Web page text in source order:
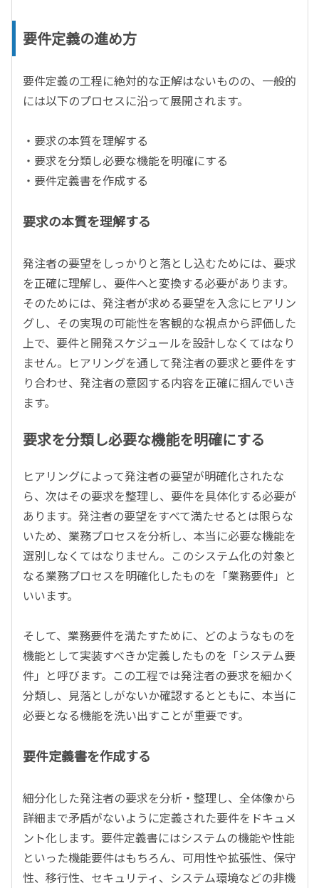
要件定義の進め方
要件定義の工程に絶対的な正解はないものの、一般的
には以下のプロセスに沿って展開されます。
・要求の本質を理解する
・要求を分類し必要な機能を明確にする
・要件定義書を作成する
要求の本質を理解する
発注者の要望をしっかりと落とし込むためには、要求
を正確に理解し、要件へと変換する必要があります。
そのためには、発注者が求める要望を入念にヒアリン
グし、その実現の可能性を客観的な視点から評価した
上で、要件と開発スケジュールを設計しなくてはなり
ません。ヒアリングを通して発注者の要求と要件をす
り合わせ、発注者の意図する内容を正確に掴んでいき
ます。
要求を分類し必要な機能を明確にする
ヒアリングによって発注者の要望が明確化されたな
ら、次はその要求を整理し、要件を具体化する必要が
あります。発注者の要望をすべて満たせるとは限らな
いため、業務プロセスを分析し、本当に必要な機能を
選別しなくてはなりません。このシステム化の対象と
なる業務プロセスを明確化したものを「業務要件」と
いいます。
そして、業務要件を満たすために、どのようなものを
機能として実装すべきか定義したものを「システム要
件」と呼びます。この工程では発注者の要求を細かく
分類し、見落としがないか確認するとともに、本当に
必要となる機能を洗い出すことが重要です。
要件定義書を作成する
細分化した発注者の要求を分析・整理し、全体像から
詳細まで矛盾がないように定義された要件をドキュメ
ント化します。要件定義書にはシステムの機能や性能
といった機能要件はもちろん、可用性や拡張性、保守
性、移行性、セキュリティ、システム環境などの非機